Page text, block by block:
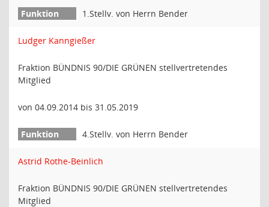
1.Stellv. von Herrn Bender
Ludger Kanngießer
Fraktion BÜNDNIS 90/DIE GRÜNEN stellvertretendes
Mitglied
von 04.09.2014 bis 31.05.2019
4.Stellv. von Herrn Bender
Astrid Rothe-Beinlich
Fraktion BÜNDNIS 90/DIE GRÜNEN stellvertretendes
Mitglied